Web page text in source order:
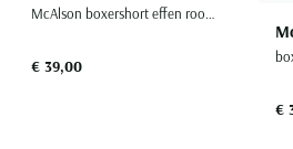
McAlson boxershort effen rood katoen
€ 39,00
€